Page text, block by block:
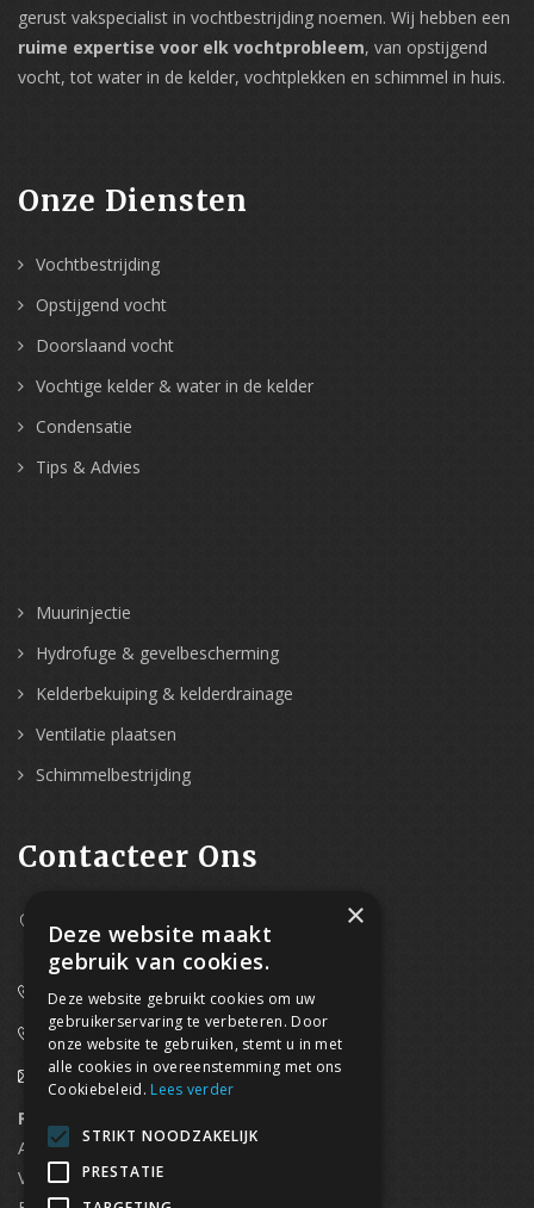
gerust vakspecialist in vochtbestrijding noemen. Wij hebben een
ruime expertise voor elk vochtprobleem, van opstijgend
vocht, tot water in de kelder, vochtplekken en schimmel in huis.
Onze Diensten
Vochtbestrijding
Opstijgend vocht
Doorslaand vocht
Vochtige kelder & water in de kelder
Condensatie
Tips & Advies
Muurinjectie
Hydrofuge & gevelbescherming
Kelderbekuiping & kelderdrainage
Ventilatie plaatsen
Schimmelbestrijding
Contacteer Ons
Westpoort 37B,
2070 Zwijndrecht
0800/61 667 (24/7 bereikbaar)
03/369.60.29
info@waterdicht-vochtbestrijding.be
Regionaal contact
Antwerpen
03/369.60.29
Vlaams Brabant & Brussel
×
Deze website maakt
gebruik van cookies.
Deze website gebruikt cookies om uw
gebruikerservaring te verbeteren. Door
onze website te gebruiken, stemt u in met
alle cookies in overeenstemming met ons
Cookiebeleid. Lees verder
STRIKT NOODZAKELIJK
PRESTATIE